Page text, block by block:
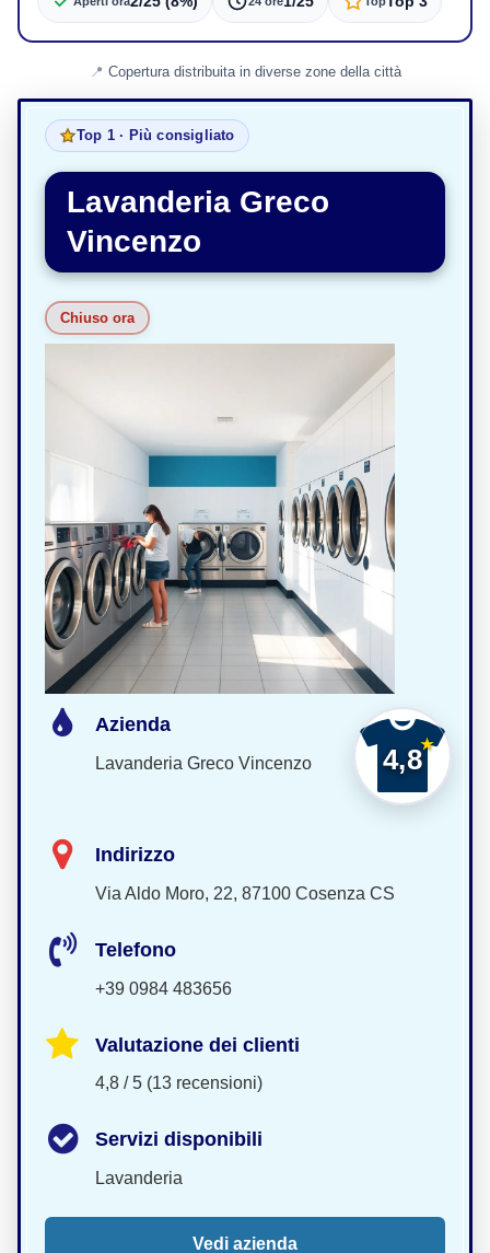
Copertura distribuita in diverse zone della città
Top 1 · Più consigliato
Lavanderia Greco
Vincenzo
Chiuso ora
4,8
Azienda
Lavanderia Greco Vincenzo
Indirizzo
Via Aldo Moro, 22, 87100 Cosenza CS
Telefono
+39 0984 483656
Valutazione dei clienti
4,8 / 5 (13 recensioni)
Servizi disponibili
Lavanderia
Vedi azienda